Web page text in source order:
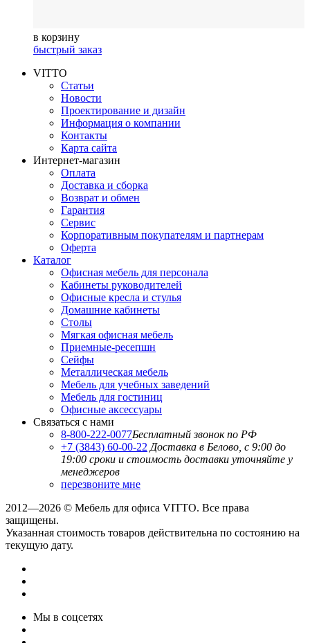
в корзину
быстрый заказ
VITTO
Статьи
Новости
Проектирование и дизайн
Информация о компании
Контакты
Карта сайта
Интернет-магазин
Оплата
Доставка и сборка
Возврат и обмен
Гарантия
Сервис
Корпоративным покупателям и партнерам
Оферта
Каталог
Офисная мебель для персонала
Кабинеты руководителей
Офисные кресла и стулья
Домашние кабинеты
Столы
Мягкая офисная мебель
Приемные-ресепшн
Сейфы
Металлическая мебель
Мебель для учебных заведений
Мебель для гостиниц
Офисные аксессуары
Связаться с нами
8-800-222-0077Бесплатный звонок по РФ
+7 (3843) 60-00-22 Доставка в Белово, с 9:00 до
19:00 сроки и стоимость доставки уточняйте у
менеджеров
перезвоните мне
2012—2026 © Мебель для офиса VITTO. Все права
защищены.
Указанная стоимость товаров действительна по состоянию на
текущую дату.
Мы в соцсетях